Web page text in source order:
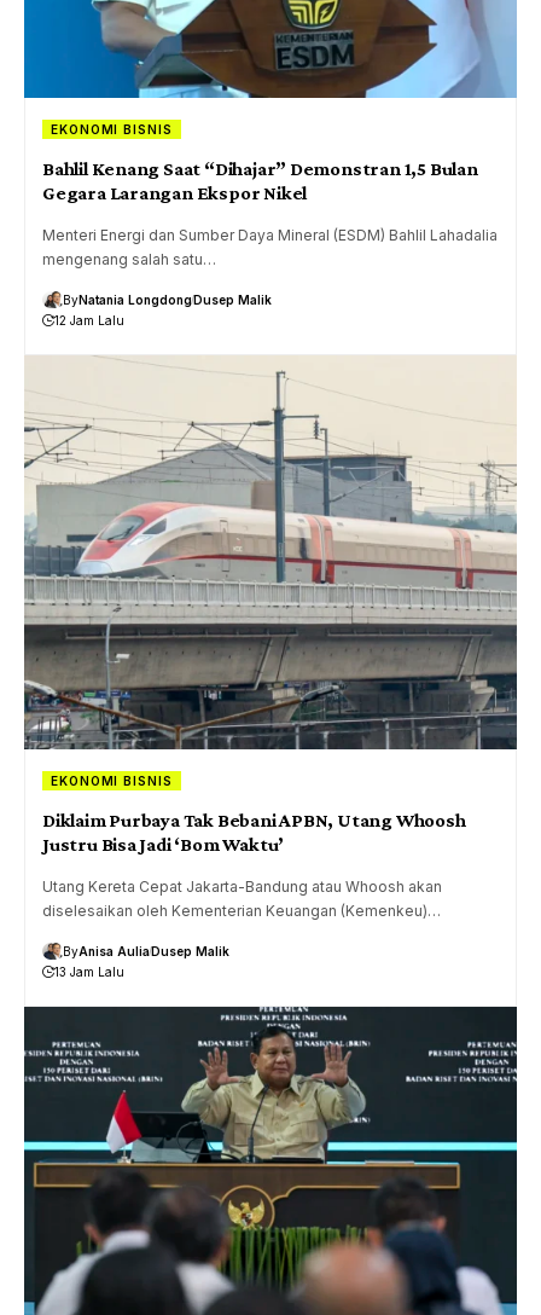
EKONOMI BISNIS
Bahlil Kenang Saat “Dihajar” Demonstran 1,5 Bulan
Gegara Larangan Ekspor Nikel
Menteri Energi dan Sumber Daya Mineral (ESDM) Bahlil Lahadalia
mengenang salah satu…
ByNatania LongdongDusep Malik
12 Jam Lalu
EKONOMI BISNIS
Diklaim Purbaya Tak Bebani APBN, Utang Whoosh
Justru Bisa Jadi ‘Bom Waktu’
Utang Kereta Cepat Jakarta-Bandung atau Whoosh akan
diselesaikan oleh Kementerian Keuangan (Kemenkeu)…
ByAnisa AuliaDusep Malik
13 Jam Lalu